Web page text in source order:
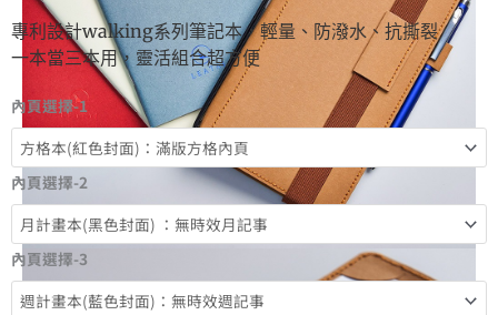
專利設計walking系列筆記本，輕量、防潑水、抗撕裂
一本當三本用，靈活組合超方便
內頁選擇-1
內頁選擇-2
內頁選擇-3